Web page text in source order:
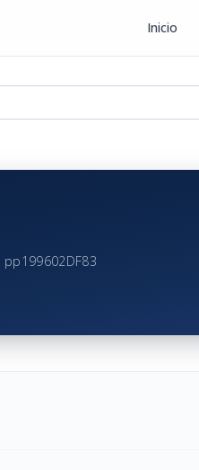
Inicio
pp199602DF83